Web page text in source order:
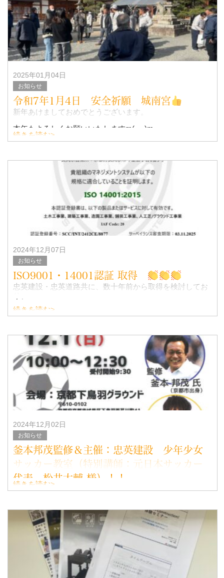
ちなみに忠英建設は、終身雇用として現場作
2025年01月04日
お知らせ
令和7年1月4日 安全祈願 城南宮
新年あけましておめでとうございます。
本年もよろしくお願いいたしますm(_ _)m
今年も参加できるメンバーで城南宮にお参りに行ってきま
続きを読む>
2024年12月07日
お知らせ
ISO9001・14001認証 取得
忠英建設・忠英道路共に、数十年前から取得を検討してお
なかなか条件が揃わず、やっと取得条件が整い、
取得することになり、無事にISO9001・14001を取得出来ま
した！！&
続きを読む>
2024年12月02日
お知らせ
釜本邦茂監修＆主催：忠英建設 少年少女
サッカー教室（特別講師：元日本サッカー
代表 松井大輔 様）！！
12/1（日）京都下鳥羽グラウンドにて、忠英建設主催の少
監修：釜本邦茂 様
なんと
特別講師：元日本サッカー代表に、松井大輔
続きを読む>